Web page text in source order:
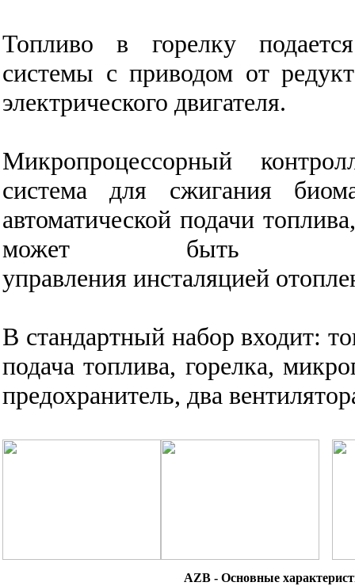
Топливо в горелку
системы с приводом от
электрического двигателя.
Микропроцессорный
система для сжигания
автоматической подачи
может
управления инсталяцией
В стандартный набор входит:
подача топлива, горелка,
предохранитель, два
AZB - Основные